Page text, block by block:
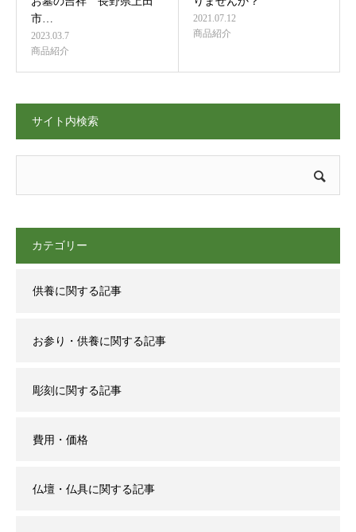
市…
2023.03.7
商品紹介
2021.07.12
商品紹介
サイト内検索
カテゴリー
供養に関する記事
お参り・供養に関する記事
彫刻に関する記事
費用・価格
仏壇・仏具に関する記事